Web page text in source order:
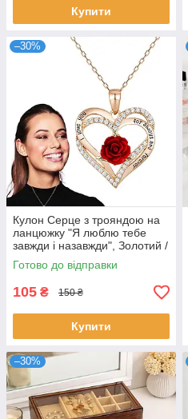
Купити
–30%
Кулон Серце з трояндою на
ланцюжку "Я люблю тебе
завжди і назавжди", Золотий /
Підвіска на шию / Кулон
серця
Готово до відправки
105 ₴ 150 ₴
Купити
–30%